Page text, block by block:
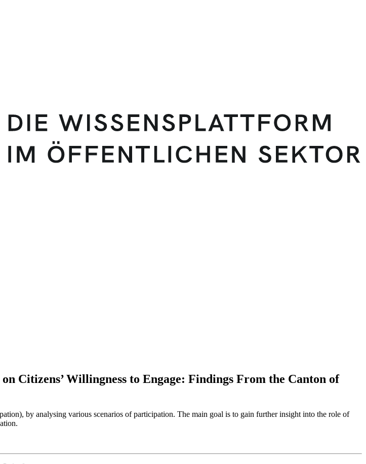
Citizens’ Willingness to Engage: Findings From the Canton of
by analysing various scenarios of participation. The main goal is to gain further insight into the role of